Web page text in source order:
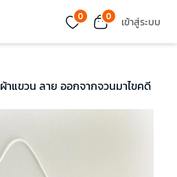
0 0 เข้าสู่ระบบ
ผ้าแขวน ลาย ออกจากจวนมาไขคดี